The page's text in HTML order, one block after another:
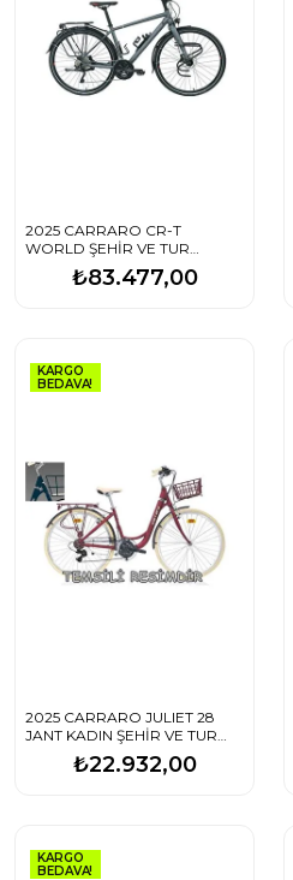
2025 CARRARO CR-T
WORLD ŞEHİR VE TUR
BİSİKLETİ₺83.477,00
KARGO
BEDAVA!
2025 CARRARO JULIET 28
JANT KADIN ŞEHİR VE TUR
BİSİKLETİ₺22.932,00
KARGO
BEDAVA!